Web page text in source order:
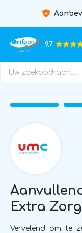
9.7
Extra Zorg
Vervelend om te